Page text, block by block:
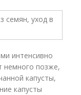
интенсивно
немного позже,
капусты,
капусты